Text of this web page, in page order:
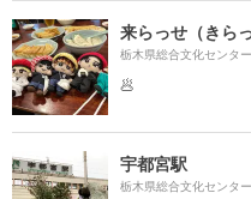
来らっせ（きら
栃木県総合文化センタ
🥟
宇都宮駅
栃木県総合文化センタ